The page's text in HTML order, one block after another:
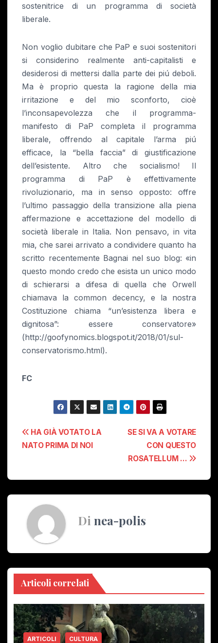
sostenitrice di un programma di società
liberale.
Non voglio dubitare che PaP e suoi sostenitori
si considerino realmente anti-capitalisti e
desiderosi di mettersi dalla parte dei piú deboli.
Ma è proprio questa la ragione della mia
irritazione e del mio sconforto, cioè
l’inconsapevolezza che il programma-
manifesto di PaP completa il programma
liberale, offrendo al capitale l’arma piú
efficace, la “bella faccia” di giustificazione
dell’esistente. Altro che socialismo! Il
programma di PaP è effettivamente
rivoluzionario, ma in senso opposto: offre
l’ultimo passaggio della transizione alla piena
affermazione e accettazione del modello di
società liberale in Italia. Non pensavo, in vita
mia, che sarei arrivato a condividere quanto ha
scritto recentemente Bagnai nel suo blog: «in
questo mondo credo che esista un unico modo
di schierarsi a difesa di quella che Orwell
chiamava la common decency, e la nostra
Costituzione chiama “un’esistenza libera e
dignitosa”: essere conservatore»
(http://goofynomics.blogspot.it/2018/01/sul-
conservatorismo.html).
FC
Navigazione
articoli
SE SI VA A VOTARE
CON QUESTO
ROSATELLUM …
HA GIÀ VOTATO LA
NATO PRIMA DI NOI
Di nea-polis
Articoli correlati
ARTICOLI CULTURA